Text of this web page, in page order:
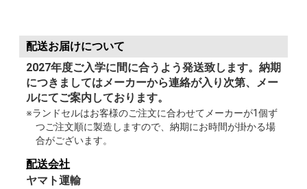
配送お届けについて
2027年度ご入学に間に合うよう発送致します。納期
につきましてはメーカーから連絡が入り次第、メー
ルにてご案内しております。
※ランドセルはお客様のご注文に合わせてメーカーが1個ず
つご注文順に製造しますので、納期にお時間が掛かる場
合がございます。
配送会社
ヤマト運輸